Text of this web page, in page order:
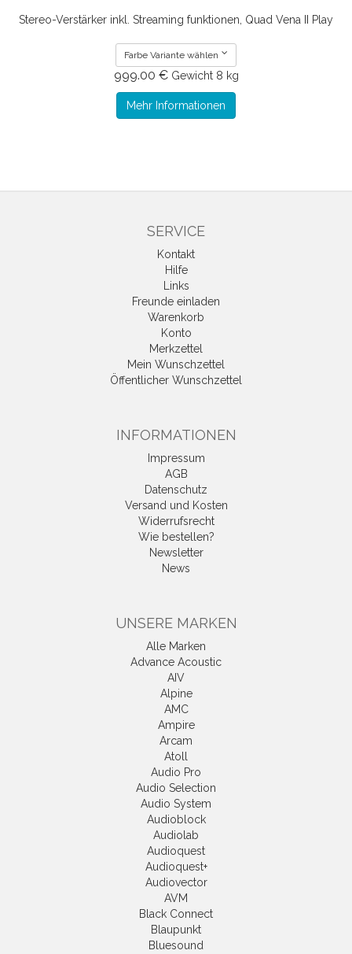
Stereo-Verstärker inkl. Streaming funktionen, Quad Vena II Play
Farbe Variante wählen
999.00 € Gewicht 8 kg
Mehr Informationen
SERVICE
Kontakt
Hilfe
Links
Freunde einladen
Warenkorb
Konto
Merkzettel
Mein Wunschzettel
Öffentlicher Wunschzettel
INFORMATIONEN
Impressum
AGB
Datenschutz
Versand und Kosten
Widerrufsrecht
Wie bestellen?
Newsletter
News
UNSERE MARKEN
Alle Marken
Advance Acoustic
AIV
Alpine
AMC
Ampire
Arcam
Atoll
Audio Pro
Audio Selection
Audio System
Audioblock
Audiolab
Audioquest
Audioquest+
Audiovector
AVM
Black Connect
Blaupunkt
Bluesound